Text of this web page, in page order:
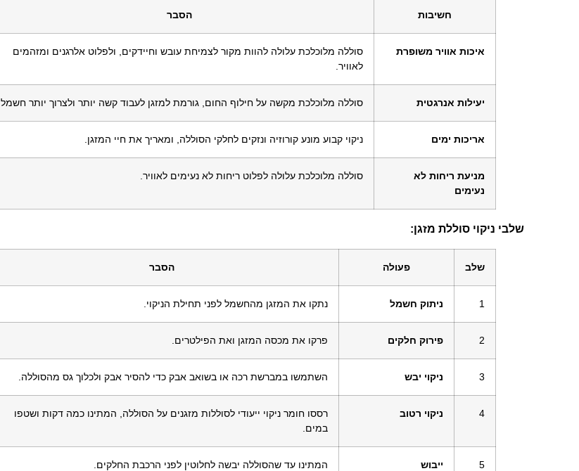
חשיבות הסבר
איכות אוויר משופרת
סוללה מלוכלכת עלולה להוות מקור לצמיחת עובש וחיידקים, ולפלוט אלרגנים ומזהמים
לאוויר.
יעילות אנרגטית סוללה מלוכלכת מקשה על חילוף החום, גורמת למזגן לעבוד קשה יותר ולצרוך יותר חשמל.
אריכות ימים ניקוי קבוע מונע קורוזיה ונזקים לחלקי הסוללה, ומאריך את חיי המזגן.
מניעת ריחות לא
נעימים
סוללה מלוכלכת עלולה לפלוט ריחות לא נעימים לאוויר.
שלבי ניקוי סוללת מזגן:
שלב פעולה הסבר
1 ניתוק חשמל נתקו את המזגן מהחשמל לפני תחילת הניקוי.
2 פירוק חלקים פרקו את מכסה המזגן ואת הפילטרים.
3 ניקוי יבש השתמשו במברשת רכה או בשואב אבק כדי להסיר אבק ולכלוך גס מהסוללה.
4 ניקוי רטוב
רססו חומר ניקוי ייעודי לסוללות מזגנים על הסוללה, המתינו כמה דקות ושטפו
במים.
5 ייבוש המתינו עד שהסוללה יבשה לחלוטין לפני הרכבת החלקים.